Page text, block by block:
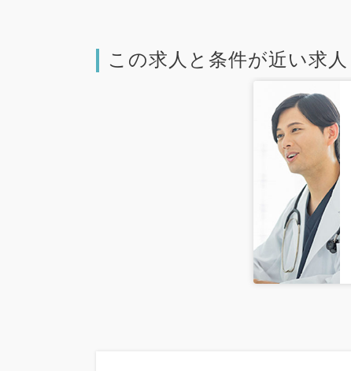
この求人と条件が近い求人